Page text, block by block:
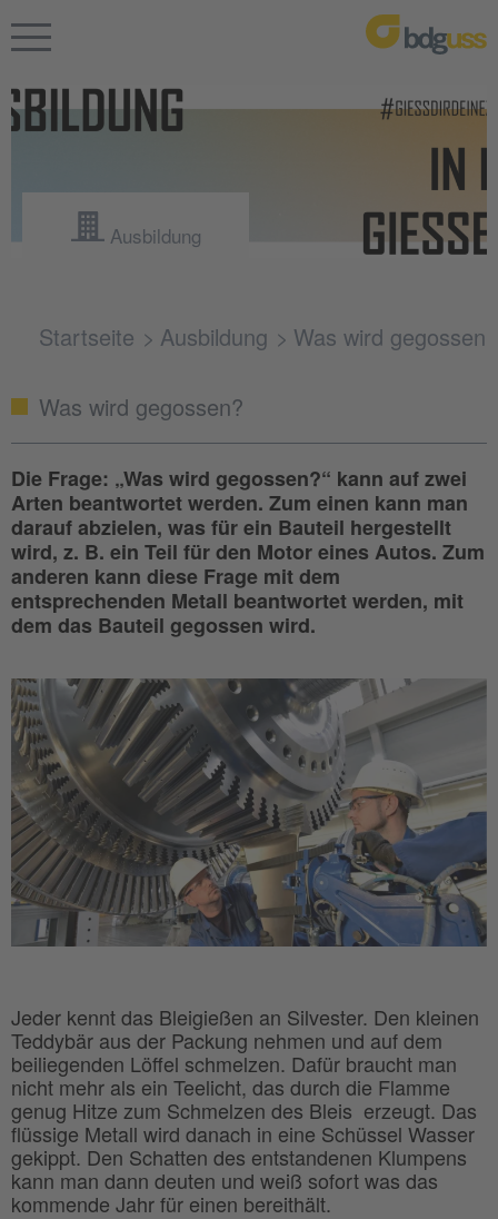
Ausbildung
Startseite Ausbildung Was wird gegossen
Was wird gegossen?
Die Frage: „Was wird gegossen?“ kann auf zwei
Arten beantwortet werden. Zum einen kann man
darauf abzielen, was für ein Bauteil hergestellt
wird, z. B. ein Teil für den Motor eines Autos. Zum
anderen kann diese Frage mit dem
entsprechenden Metall beantwortet werden, mit
dem das Bauteil gegossen wird.
Jeder kennt das Bleigießen an Silvester. Den kleinen
Teddybär aus der Packung nehmen und auf dem
beiliegenden Löffel schmelzen. Dafür braucht man
nicht mehr als ein Teelicht, das durch die Flamme
genug Hitze zum Schmelzen des Bleis erzeugt. Das
flüssige Metall wird danach in eine Schüssel Wasser
gekippt. Den Schatten des entstandenen Klumpens
kann man dann deuten und weiß sofort was das
kommende Jahr für einen bereithält.